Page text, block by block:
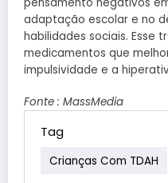
adaptação escolar e no
habilidades sociais. Esse
medicamentos que
impulsividade e a
Fonte : MassMedia
Tag
Crianças Com TDAH